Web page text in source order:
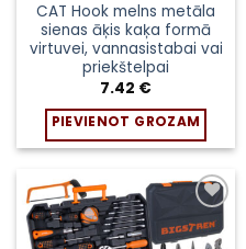
CAT Hook melns metāla
sienas āķis kaķa formā
virtuvei, vannasistabai vai
priekštelpai
7.42 €
PIEVIENOT GROZAM
Pievienot
sarakstam